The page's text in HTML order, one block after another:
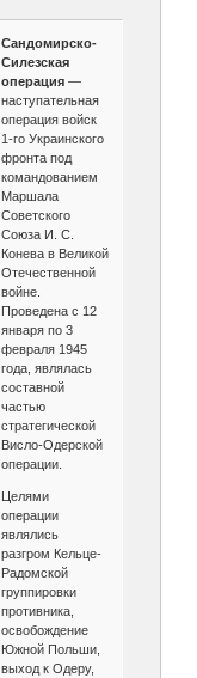
Сандомирско-
Силезская
операция—
наступательная
операция войск
1-го Украинского
фронта под
командованием
Маршала
Советского
Союза И. С.
Конева в Великой
Отечественной
войне.
Проведена с 12
января по 3
февраля 1945
года, являлась
составной
частью
стратегической
Висло-Одерской
операции.
Целями
операции
являлись
разгром Кельце-
Радомской
группировки
противника,
освобождение
Южной Польши,
выход к Одеру,